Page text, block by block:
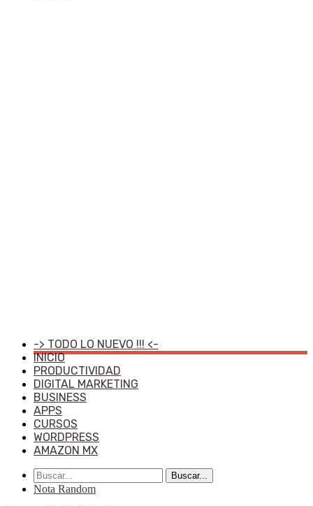
-> TODO LO NUEVO !!! <-
INICIO
PRODUCTIVIDAD
DIGITAL MARKETING
BUSINESS
APPS
CURSOS
WORDPRESS
AMAZON MX
Buscar...
Nota Random